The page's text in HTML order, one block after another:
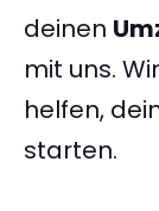
deinen
mit uns.
helfen,
starten.